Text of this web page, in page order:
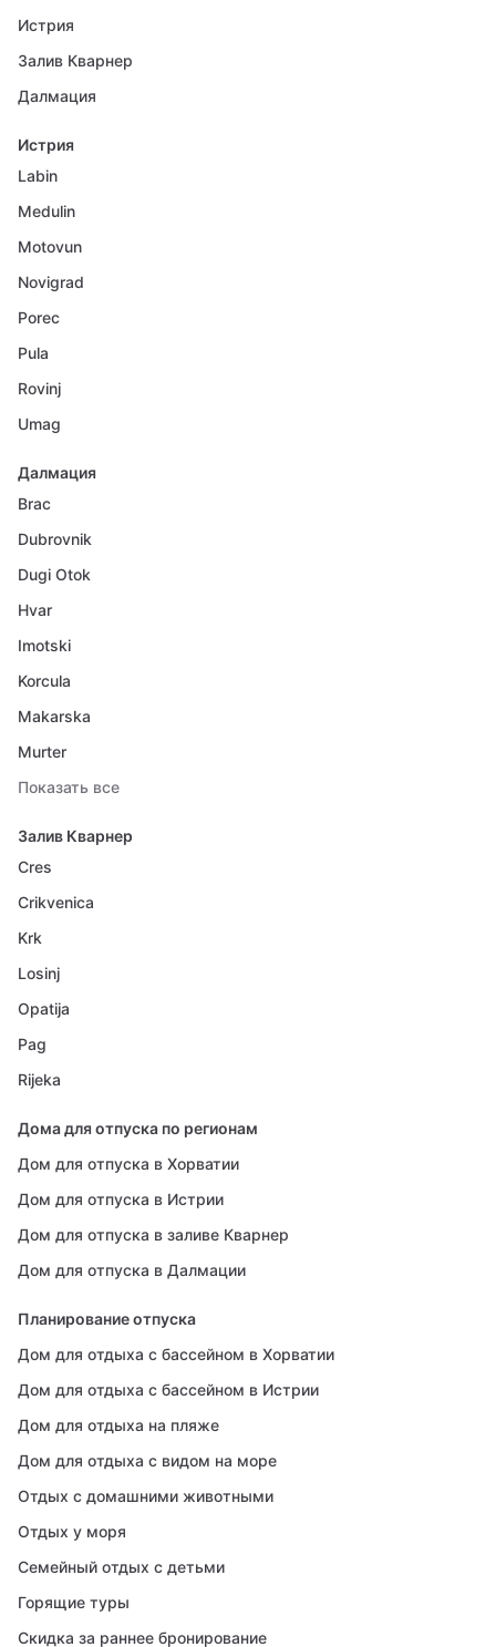
Истрия
Залив Кварнер
Далмация
Истрия
Labin
Medulin
Motovun
Novigrad
Porec
Pula
Rovinj
Umag
Далмация
Brac
Dubrovnik
Dugi Otok
Hvar
Imotski
Korcula
Makarska
Murter
Показать все
Залив Кварнер
Cres
Crikvenica
Krk
Losinj
Opatija
Pag
Rijeka
Дома для отпуска по регионам
Дом для отпуска в Хорватии
Дом для отпуска в Истрии
Дом для отпуска в заливе Кварнер
Дом для отпуска в Далмации
Планирование отпуска
Дом для отдыха с бассейном в Хорватии
Дом для отдыха с бассейном в Истрии
Дом для отдыха на пляже
Дом для отдыха с видом на море
Отдых с домашними животными
Отдых у моря
Семейный отдых с детьми
Горящие туры
Скидка за раннее бронирование